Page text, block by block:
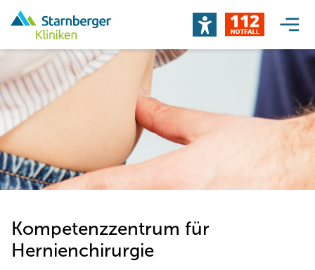
Kompetenzzentrum für
Hernienchirurgie